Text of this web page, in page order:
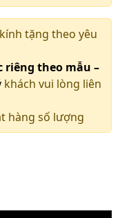
tặng theo yêu
riêng theo mẫu –
khách vui lòng liên
hàng số lượng